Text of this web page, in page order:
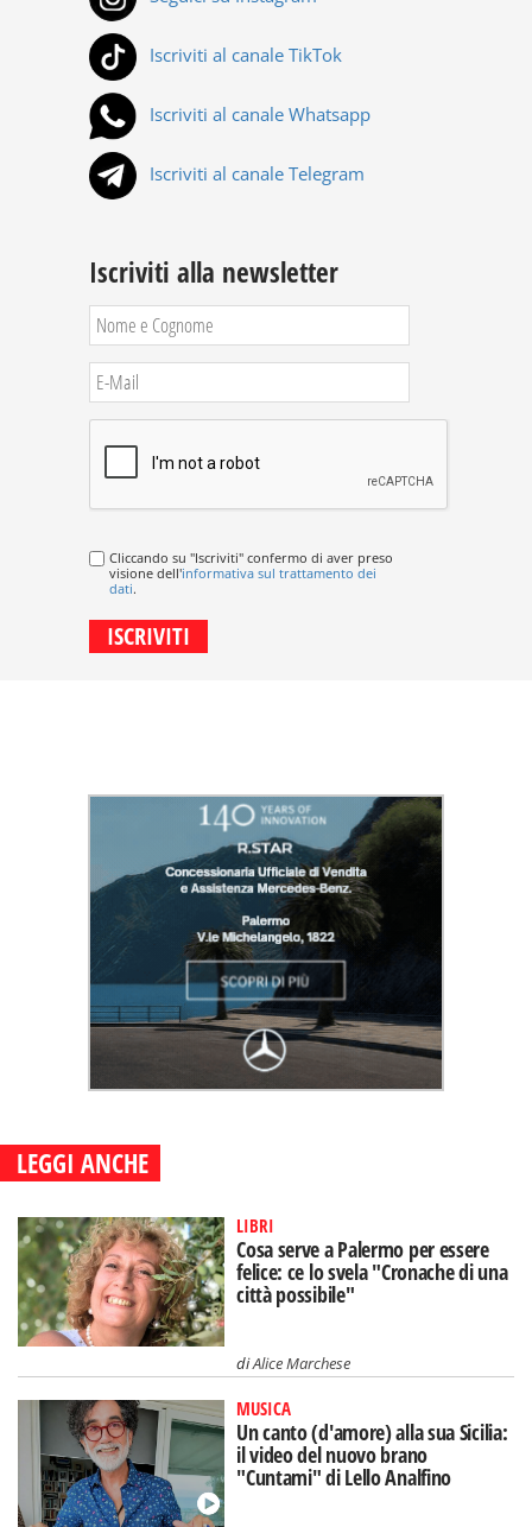
Iscriviti al canale TikTok
Iscriviti al canale Whatsapp
Iscriviti al canale Telegram
Iscriviti alla newsletter
Cliccando su "Iscriviti" confermo di aver preso
visione dell'informativa sul trattamento dei
dati.
LEGGI ANCHE
LIBRI
Cosa serve a Palermo per essere
felice: ce lo svela "Cronache di una
città possibile"
diAlice Marchese
MUSICA
Un canto (d'amore) alla sua Sicilia:
il video del nuovo brano
"Cuntami" di Lello Analfino